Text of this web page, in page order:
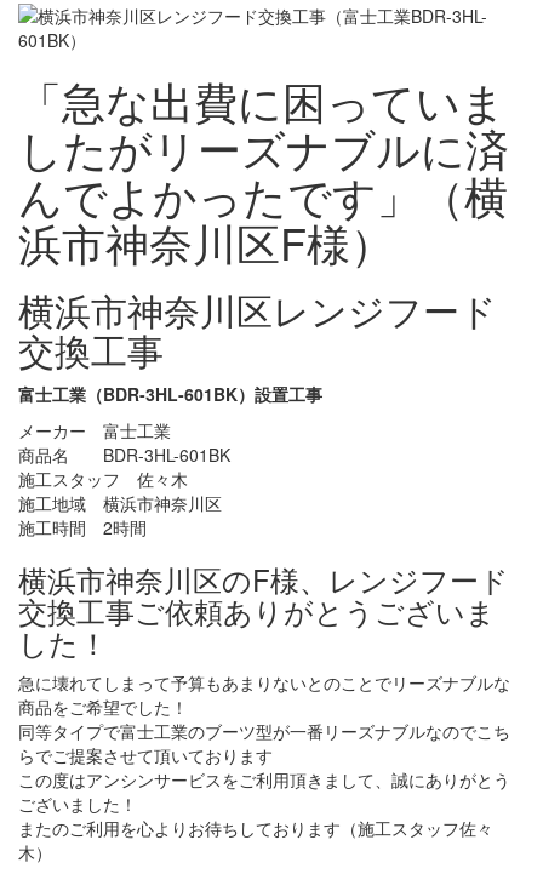
「急な出費に困っていま
したがリーズナブルに済
んでよかったです」（横
浜市神奈川区F様）
横浜市神奈川区レンジフード
交換工事
富士工業（BDR-3HL-601BK）設置工事
メーカー 富士工業
商品名 BDR-3HL-601BK
施工スタッフ 佐々木
施工地域 横浜市神奈川区
施工時間 2時間
横浜市神奈川区のF様、レンジフード
交換工事ご依頼ありがとうございま
した！
急に壊れてしまって予算もあまりないとのことでリーズナブルな
商品をご希望でした！
同等タイプで富士工業のブーツ型が一番リーズナブルなのでこち
らでご提案させて頂いております
この度はアンシンサービスをご利用頂きまして、誠にありがとう
ございました！
またのご利用を心よりお待ちしております（施工スタッフ佐々
木）